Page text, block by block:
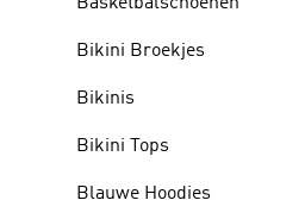
Bikini Broekjes
Bikinis
Bikini Tops
Blauwe Hoodies